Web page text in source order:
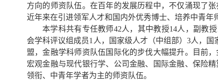
方向的师资队伍。在百年的发展历程中，不仅涌现了
近年来在引进领军人才和国内外优秀博士、培养中青年
本学科共有专任教师42人，其中教授14人，副教
会学科评议组成员1人，国家级人才（中组部）3人，
盟，金融学科师资队伍国际化的步伐大幅提升。目前
宏观金融与现代银行学、公司金融、国际金融、保险
领衔、中青年学者为主的师资队伍。